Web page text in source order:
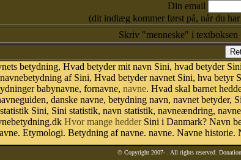
Din email
(dit indlæg kommer først på, når du
Skriv "menneske" i textboksen
betydning, Hvad betyder mit navn Sini, hvad betyder
af Sini, Hvad betyder navnet Sini, hva
babynavne, fornavne, navne. Hvad skal barnet
danske navne, betydning navn, navnet
Sini, Sini statistik, navn statistik, navneændring,
Hvor mange hedderSini i Danmark? Navn
Etymologi. Betydning af navne. navne. Navne
© Copyright 2007- . All rights reserved.